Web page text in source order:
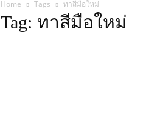
Home Tags ทาสีมือใหม่
Tag: ทาสีมือใหม่